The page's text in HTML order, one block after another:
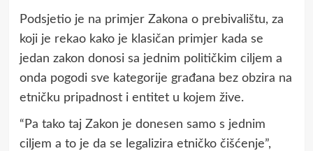
Podsjetio je na primjer Zakona o prebivalištu, za
koji je rekao kako je klasičan primjer kada se
jedan zakon donosi sa jednim političkim ciljem a
onda pogodi sve kategorije građana bez obzira na
etničku pripadnost i entitet u kojem žive.
“Pa tako taj Zakon je donesen samo s jednim
ciljem a to je da se legalizira etničko čišćenje”,